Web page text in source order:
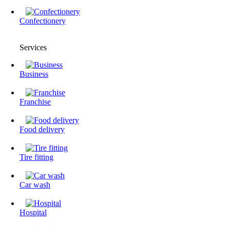
Confectionery
Services
Business
Franchise
Food delivery
Tire fitting
Сar wash
Hospital